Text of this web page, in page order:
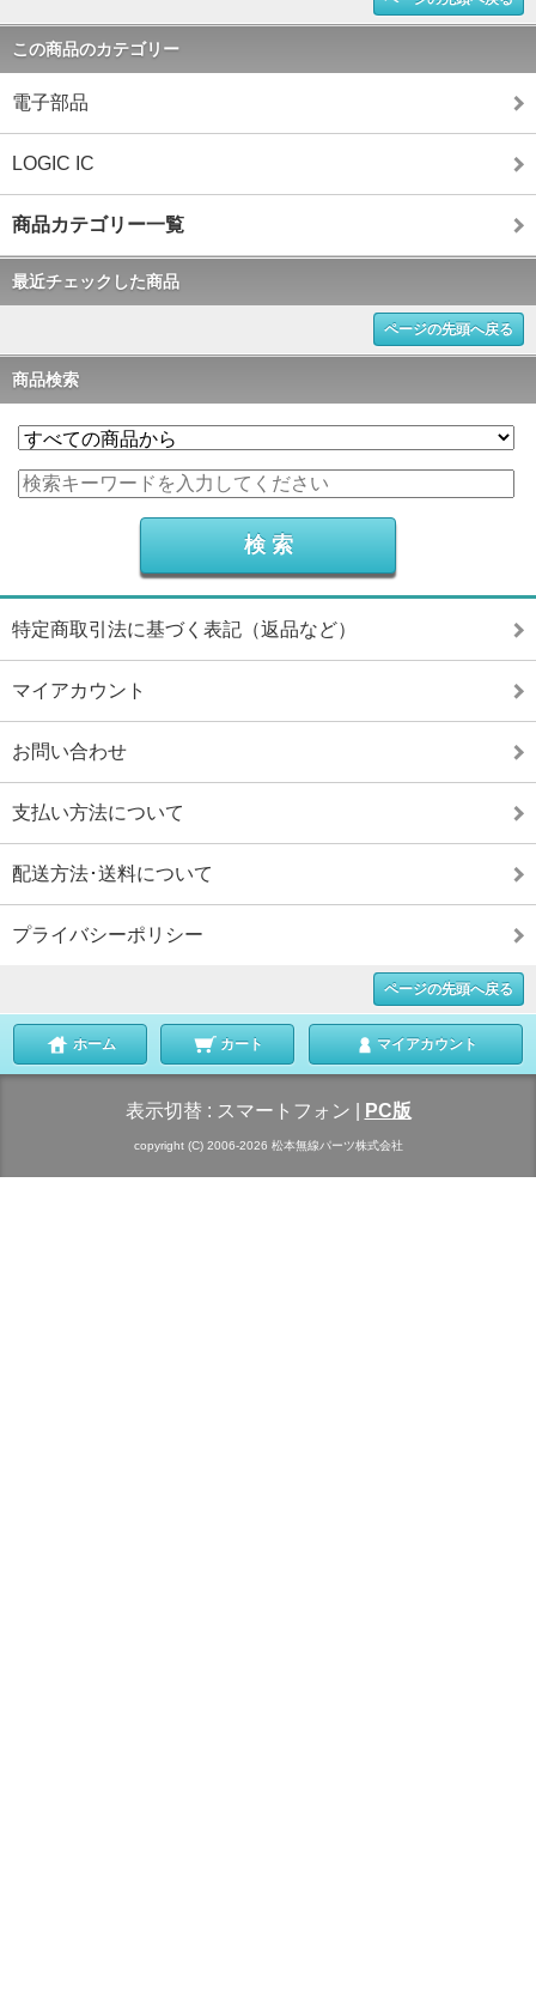
この商品のカテゴリー
電子部品
LOGIC IC
商品カテゴリー一覧
最近チェックした商品
ページの先頭へ戻る
商品検索
特定商取引法に基づく表記（返品など）
マイアカウント
お問い合わせ
支払い方法について
配送方法･送料について
プライバシーポリシー
ページの先頭へ戻る
ホーム カート マイアカウント
表示切替 : スマートフォン PC版
copyright (C) 2006-2026 松本無線パーツ株式会社